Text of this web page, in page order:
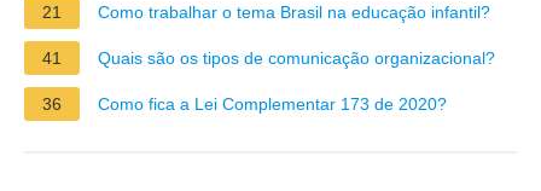
21
Como trabalhar o tema Brasil na educação infantil?
41 Quais são os tipos de comunicação organizacional?
36 Como fica a Lei Complementar 173 de 2020?